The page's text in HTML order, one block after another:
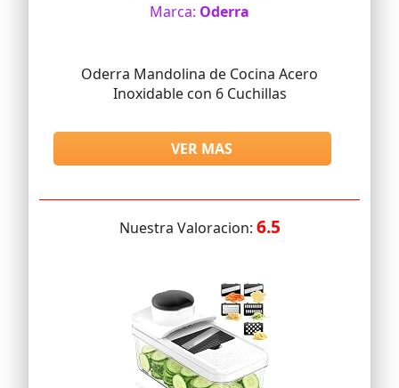
Marca: Oderra
Oderra Mandolina de Cocina Acero
Inoxidable con 6 Cuchillas
VER MAS
Nuestra Valoracion: 6.5